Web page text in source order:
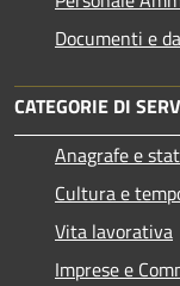
Documenti e
CATEGORIE DI
Anagrafe e
Cultura e
Vita lavorativa
Imprese e